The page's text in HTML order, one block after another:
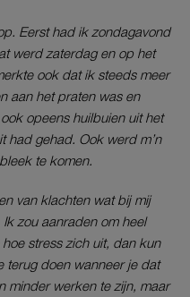
Eerst had ik zondagavond
werd zaterdag en op het
ook dat ik steeds meer
aan het praten was en
opeens huilbuien uit het
had gehad. Ook werd m’n
te komen.
van klachten wat bij mij
zou aanraden om heel
stress zich uit, dan kun
terug doen wanneer je dat
minder werken te zijn, maar